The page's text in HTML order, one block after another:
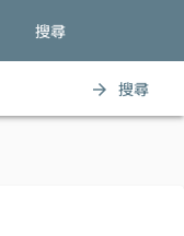
搜尋
arrow_forward 搜尋